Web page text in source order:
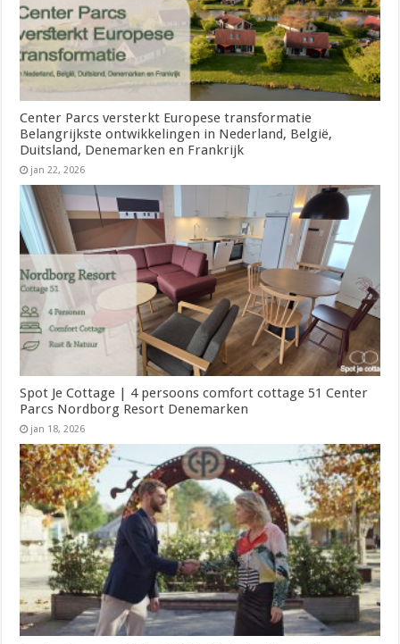
Center Parcs versterkt Europese transformatie
Belangrijkste ontwikkelingen in Nederland, België,
Duitsland, Denemarken en Frankrijk
jan 22, 2026
Spot Je Cottage | 4 persoons comfort cottage 51 Center
Parcs Nordborg Resort Denemarken
jan 18, 2026